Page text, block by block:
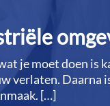
je moet doen is
verlaten.​ Daarna
[…]